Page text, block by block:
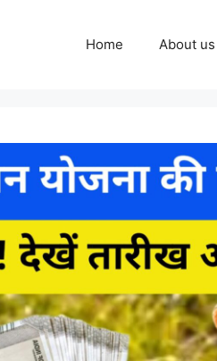
Home About us